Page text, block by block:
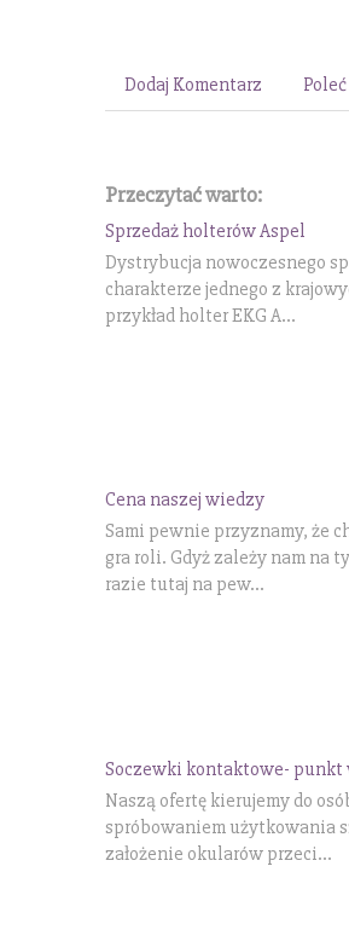
Dodaj Komentarz
Przeczytać warto:
Sprzedaż holterów Aspel
Dystrybucja nowoczesnego
charakterze jednego z
przykład holter EKG A...
Cena naszej wiedzy
Sami pewnie przyznamy, że
gra roli. Gdyż zależy nam na
razie tutaj na pew...
Soczewki kontaktowe- punkt
Naszą ofertę kierujemy do
spróbowaniem użytkowania
założenie okularów przeci...